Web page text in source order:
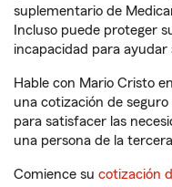
suplementario de
Incluso puede proteger
incapacidad para ayudar
Hable con Mario Cristo
una cotización de
para satisfacer las
una persona de la
Comience su cotización